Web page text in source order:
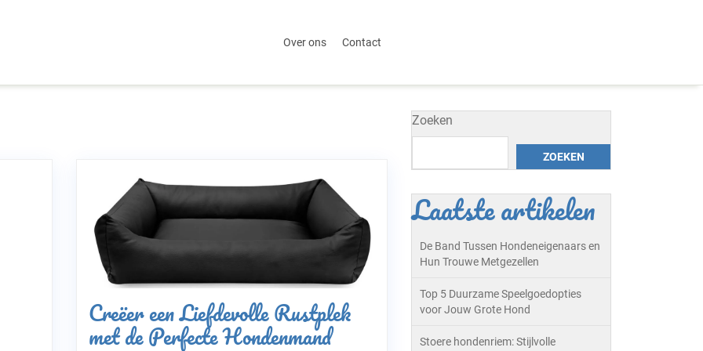
Over ons Contact
Creëer een Liefdevolle Rustplek
met de Perfecte Hondenmand
Zoeken
ZOEKEN
Laatste artikelen
De Band Tussen Hondeneigenaars en
Hun Trouwe Metgezellen
Top 5 Duurzame Speelgoedopties
voor Jouw Grote Hond
Stoere hondenriem: Stijlvolle